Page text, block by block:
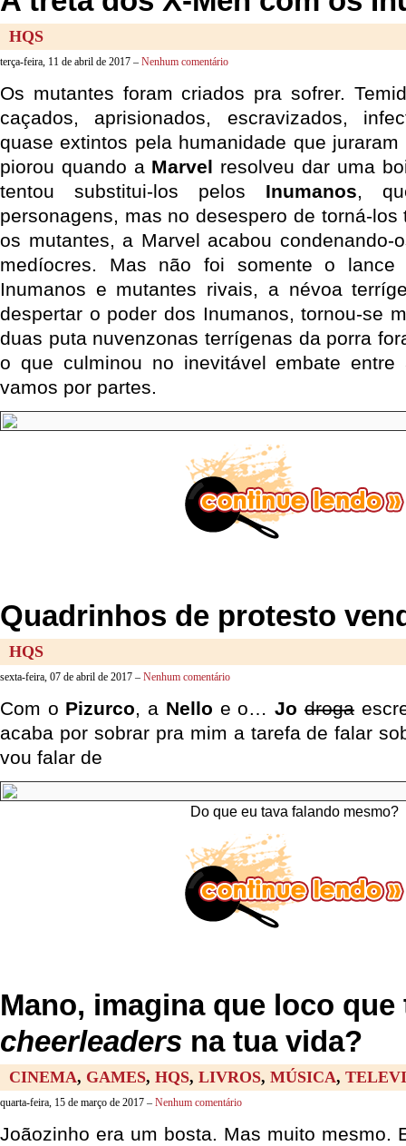
HQS
terça-feira, 11 de abril de 2017 – Nenhum comentário
Os mutantes foram criados pra sofrer.
caçados, aprisionados, escravizados,
quase extintos pela humanidade que
piorou quando a Marvel resolveu dar uma
tentou substitui-los pelos Inumanos,
personagens, mas no desespero de torná-
os mutantes, a Marvel acabou condenando-
medíocres. Mas não foi somente o lance
Inumanos e mutantes rivais, a névoa
despertar o poder dos Inumanos, tornou-se
duas puta nuvenzonas terrígenas da porra
o que culminou no inevitável embate
vamos por partes.
Quadrinhos de protesto
HQS
sexta-feira, 07 de abril de 2017 – Nenhum comentário
Com o Pizurco, a Nello e o…Jo droga
acaba por sobrar pra mim a tarefa de falar
vou falar de
Do que eu tava falando mesmo?
Mano, imagina que loco que
cheerleaders na tua vida?
CINEMA, GAMES, HQS, LIVROS, MÚSICA,
quarta-feira, 15 de março de 2017 – Nenhum comentário
Joãozinho era um bosta. Mas muito mesmo.